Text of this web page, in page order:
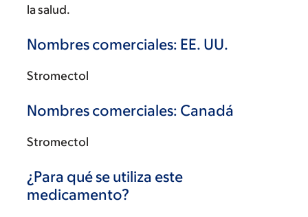
la salud.
Nombres comerciales: EE. UU.
Stromectol
Nombres comerciales: Canadá
Stromectol
¿Para qué se utiliza este
medicamento?